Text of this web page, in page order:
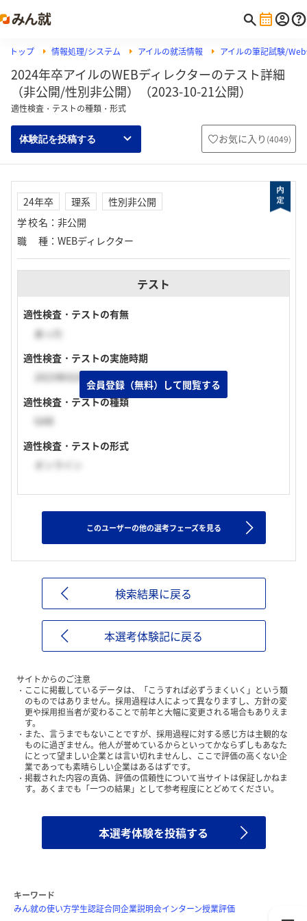
トップ 情報処理/システム アイルの就活情報 アイルの筆記試験/
2024年卒アイルのWEBディレクターのテスト詳細
（非公開/性別非公開）（2023-10-21公開）
適性検査・テストの種類・形式
体験記を投稿する お気に入り (4049)
24年卒 理系
性別非公開
学校名 ： 非公開
職種 ： WEBディレクター
テスト
適性検査・テストの有無
あった
適性検査・テストの実施時期
2023年02月中旬
適性検査・テストの種類
GAB
適性検査・テストの形式
オンライン
会員登録（無料）して閲覧する
このユーザーの他の選考フェーズを見る
検索結果に戻る
本選考体験記に戻る
サイトからのご注意
ここに掲載しているデータは、「こうすれば必ずうまくいく」という類
のものではありません。採用過程は人によって異なりますし、方針の変
更や採用担当者が変わることで前年と大幅に変更される場合もありえま
す。
また、言うまでもないことですが、採用過程に対する感じ方は主観的な
ものに過ぎません。他人が誉めているからといってかならずしもあなた
にとって望ましい企業とは言い切れませんし、ここで評価の高くない企
業であっても素晴らしい企業はあるはずです。
掲載された内容の真偽、評価の信頼性について当サイトは保証しかねま
す。あくまでも「一つの結果」として参考程度にとどめてください。
本選考体験を投稿する
キーワード
みん就の使い方学生認証合同企業説明会インターン授業評価